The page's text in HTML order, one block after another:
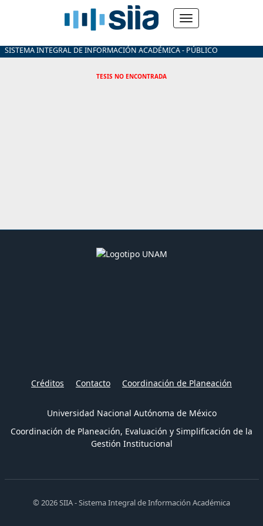
SISTEMA INTEGRAL DE INFORMACIÓN ACADÉMICA - PÚBLICO
TESIS NO ENCONTRADA
Créditos Contacto Coordinación de Planeación
Universidad Nacional Autónoma de México
Coordinación de Planeación, Evaluación y Simplificación de la
Gestión Institucional
© 2026 SIIA - Sistema Integral de Información Académica